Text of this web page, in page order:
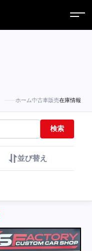
ホーム中古車販売在庫情報
検索
並び替え